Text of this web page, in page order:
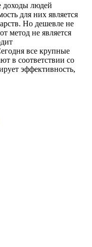
доходы людей
для них является
Но дешевле не
метод не является
все крупные
в соответствии со
эффективность,